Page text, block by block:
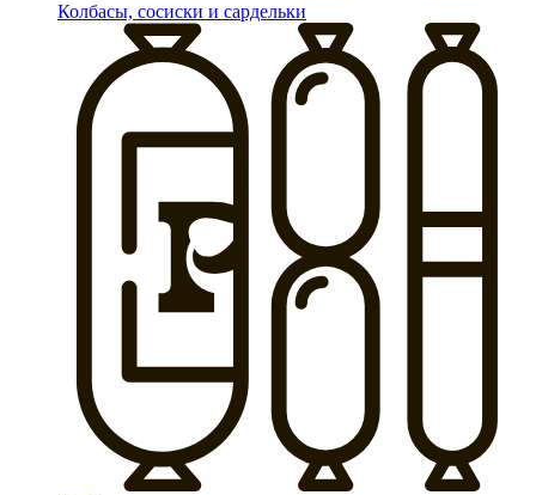
Колбасы, сосиски и сардельки